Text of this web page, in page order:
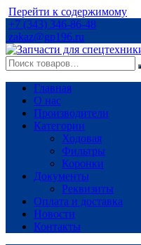
Перейти к содержимому
+7 (343) 346-86-48
zakaz@gp196.ru
Главная
О нас
Производители
Категории
Ходовая
Фильтры
Коронки
Документы
Реквизиты
Оплата и доставка
Новости
Контакты